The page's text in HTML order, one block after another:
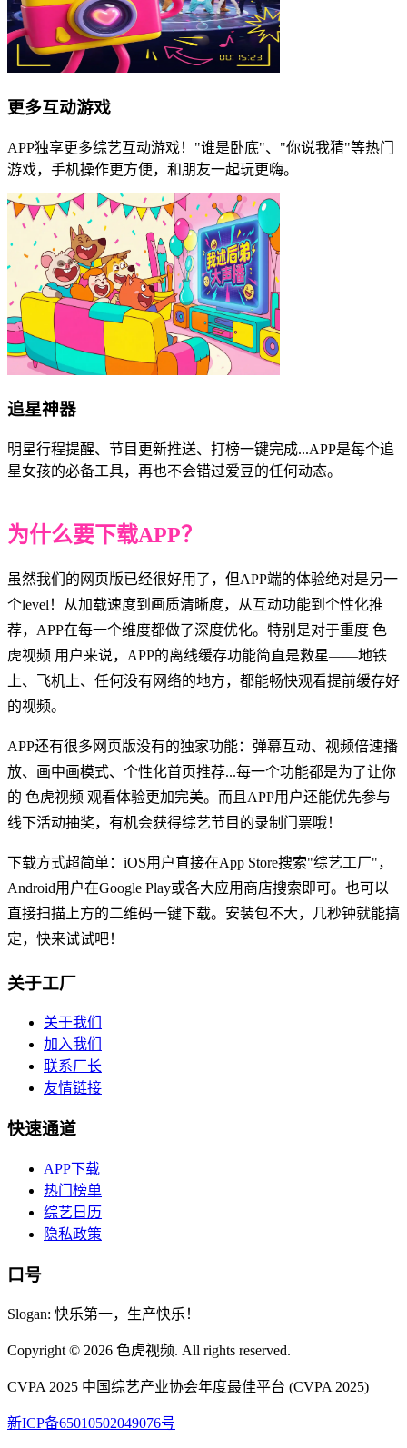
更多互动游戏
APP独享更多综艺互动游戏！"谁是卧底"、"你说我猜"等热门
游戏，手机操作更方便，和朋友一起玩更嗨。
追星神器
明星行程提醒、节目更新推送、打榜一键完成...APP是每个追
星女孩的必备工具，再也不会错过爱豆的任何动态。
为什么要下载APP？
虽然我们的网页版已经很好用了，但APP端的体验绝对是另一
个level！从加载速度到画质清晰度，从互动功能到个性化推
荐，APP在每一个维度都做了深度优化。特别是对于重度 色
虎视频 用户来说，APP的离线缓存功能简直是救星——地铁
上、飞机上、任何没有网络的地方，都能畅快观看提前缓存好
的视频。
APP还有很多网页版没有的独家功能：弹幕互动、视频倍速播
放、画中画模式、个性化首页推荐...每一个功能都是为了让你
的 色虎视频 观看体验更加完美。而且APP用户还能优先参与
线下活动抽奖，有机会获得综艺节目的录制门票哦！
下载方式超简单：iOS用户直接在App Store搜索"综艺工厂"，
Android用户在Google Play或各大应用商店搜索即可。也可以
直接扫描上方的二维码一键下载。安装包不大，几秒钟就能搞
定，快来试试吧！
关于工厂
关于我们
加入我们
联系厂长
友情链接
快速通道
APP下载
热门榜单
综艺日历
隐私政策
口号
Slogan: 快乐第一，生产快乐！
Copyright © 2026 色虎视频. All rights reserved.
CVPA 2025 中国综艺产业协会年度最佳平台 (CVPA 2025)
新ICP备65010502049076号